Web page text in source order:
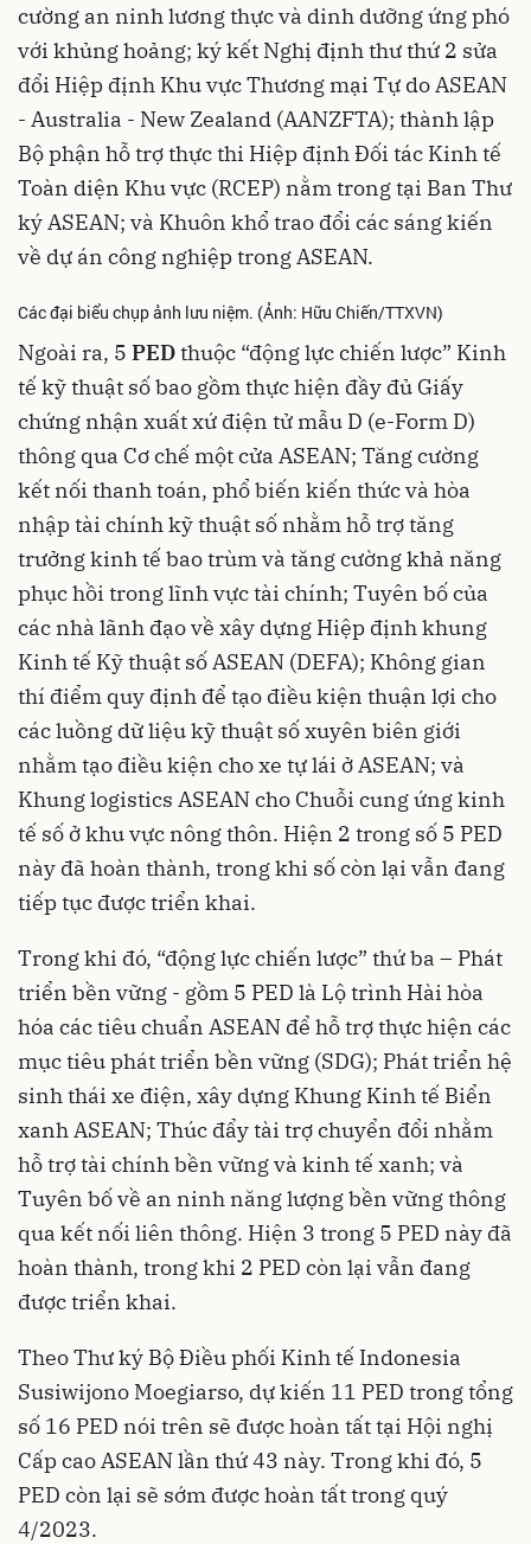
cường an ninh lương thực và dinh dưỡng ứng phó
với khủng hoảng; ký kết Nghị định thư thứ 2 sửa
đổi Hiệp định Khu vực Thương mại Tự do ASEAN
- Australia - New Zealand (AANZFTA); thành lập
Bộ phận hỗ trợ thực thi Hiệp định Đối tác Kinh tế
Toàn diện Khu vực (RCEP) nằm trong tại Ban Thư
ký ASEAN; và Khuôn khổ trao đổi các sáng kiến
về dự án công nghiệp trong ASEAN.
Các đại biểu chụp ảnh lưu niệm. (Ảnh: Hữu Chiến/TTXVN)
Ngoài ra, 5 PEDthuộc “động lực chiến lược” Kinh
tế kỹ thuật số bao gồm thực hiện đầy đủ Giấy
chứng nhận xuất xứ điện tử mẫu D (e-Form D)
thông qua Cơ chế một cửa ASEAN; Tăng cường
kết nối thanh toán, phổ biến kiến thức và hòa
nhập tài chính kỹ thuật số nhằm hỗ trợ tăng
trưởng kinh tế bao trùm và tăng cường khả năng
phục hồi trong lĩnh vực tài chính; Tuyên bố của
các nhà lãnh đạo về xây dựng Hiệp định khung
Kinh tế Kỹ thuật số ASEAN (DEFA); Không gian
thí điểm quy định để tạo điều kiện thuận lợi cho
các luồng dữ liệu kỹ thuật số xuyên biên giới
nhằm tạo điều kiện cho xe tự lái ở ASEAN; và
Khung logistics ASEAN cho Chuỗi cung ứng kinh
tế số ở khu vực nông thôn. Hiện 2 trong số 5 PED
này đã hoàn thành, trong khi số còn lại vẫn đang
tiếp tục được triển khai.
Trong khi đó, “động lực chiến lược” thứ ba – Phát
triển bền vững - gồm 5 PED là Lộ trình Hài hòa
hóa các tiêu chuẩn ASEAN để hỗ trợ thực hiện các
mục tiêu phát triển bền vững (SDG); Phát triển hệ
sinh thái xe điện, xây dựng Khung Kinh tế Biển
xanh ASEAN; Thúc đẩy tài trợ chuyển đổi nhằm
hỗ trợ tài chính bền vững và kinh tế xanh; và
Tuyên bố về an ninh năng lượng bền vững thông
qua kết nối liên thông. Hiện 3 trong 5 PED này đã
hoàn thành, trong khi 2 PED còn lại vẫn đang
được triển khai.
Theo Thư ký Bộ Điều phối Kinh tế Indonesia
Susiwijono Moegiarso, dự kiến 11 PED trong tổng
số 16 PED nói trên sẽ được hoàn tất tại Hội nghị
Cấp cao ASEAN lần thứ 43 này. Trong khi đó, 5
PED còn lại sẽ sớm được hoàn tất trong quý
4/2023.